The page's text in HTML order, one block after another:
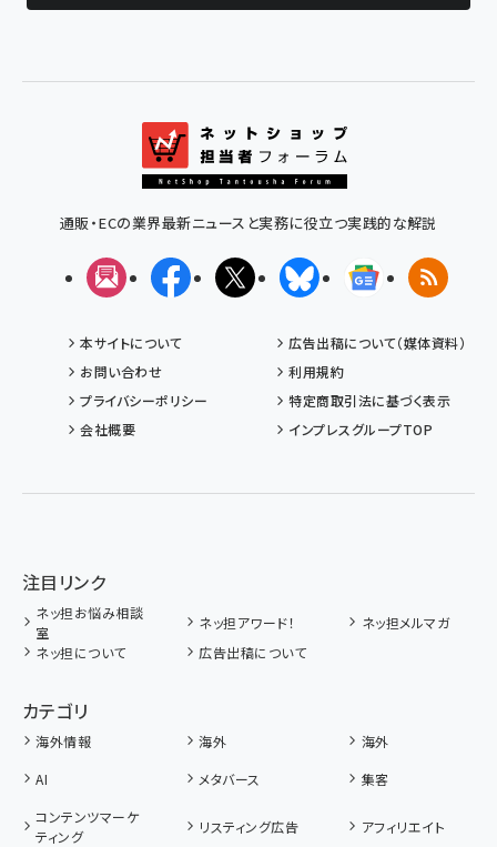
通販・ECの業界最新ニュースと実務に役立つ実践的な解説
メルマガFacebookX(エックス)BlueskyGoogleニュ
RSS
本サイトについて
広告出稿について（媒体資料）
お問い合わせ
利用規約
プライバシーポリシー
特定商取引法に基づく表示
会社概要
インプレスグループTOP
注目リンク
ネッ担お悩み相談
室
ネッ担アワード！
ネッ担メルマガ
ネッ担について
広告出稿について
カテゴリ
海外情報 海外
海外
AI
メタバース
集客
コンテンツマーケ
ティング
リスティング広告 アフィリエイト